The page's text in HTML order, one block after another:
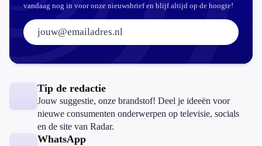
vandaag nog in voor onze nieuwsbrief en blijf altijd op de hoogte!
E-mailadres:
Tip de redactie
Jouw suggestie, onze brandstof! Deel je ideeën voor
nieuwe consumenten onderwerpen op televisie, socials
en de site van Radar.
WhatsApp